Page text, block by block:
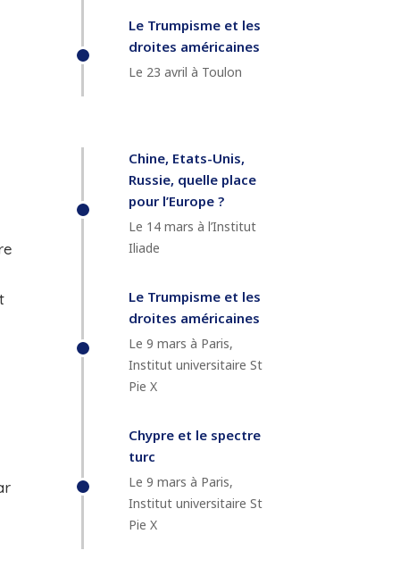
Le Trumpisme et les
droites américaines
Le 23 avril à Toulon
Chine, Etats-Unis,
Russie, quelle place
pour l’Europe ?
Le 14 mars à l’Institut
Iliade
Le Trumpisme et les
droites américaines
Le 9 mars à Paris,
Institut universitaire St
Pie X
Chypre et le spectre
turc
Le 9 mars à Paris,
Institut universitaire St
Pie X